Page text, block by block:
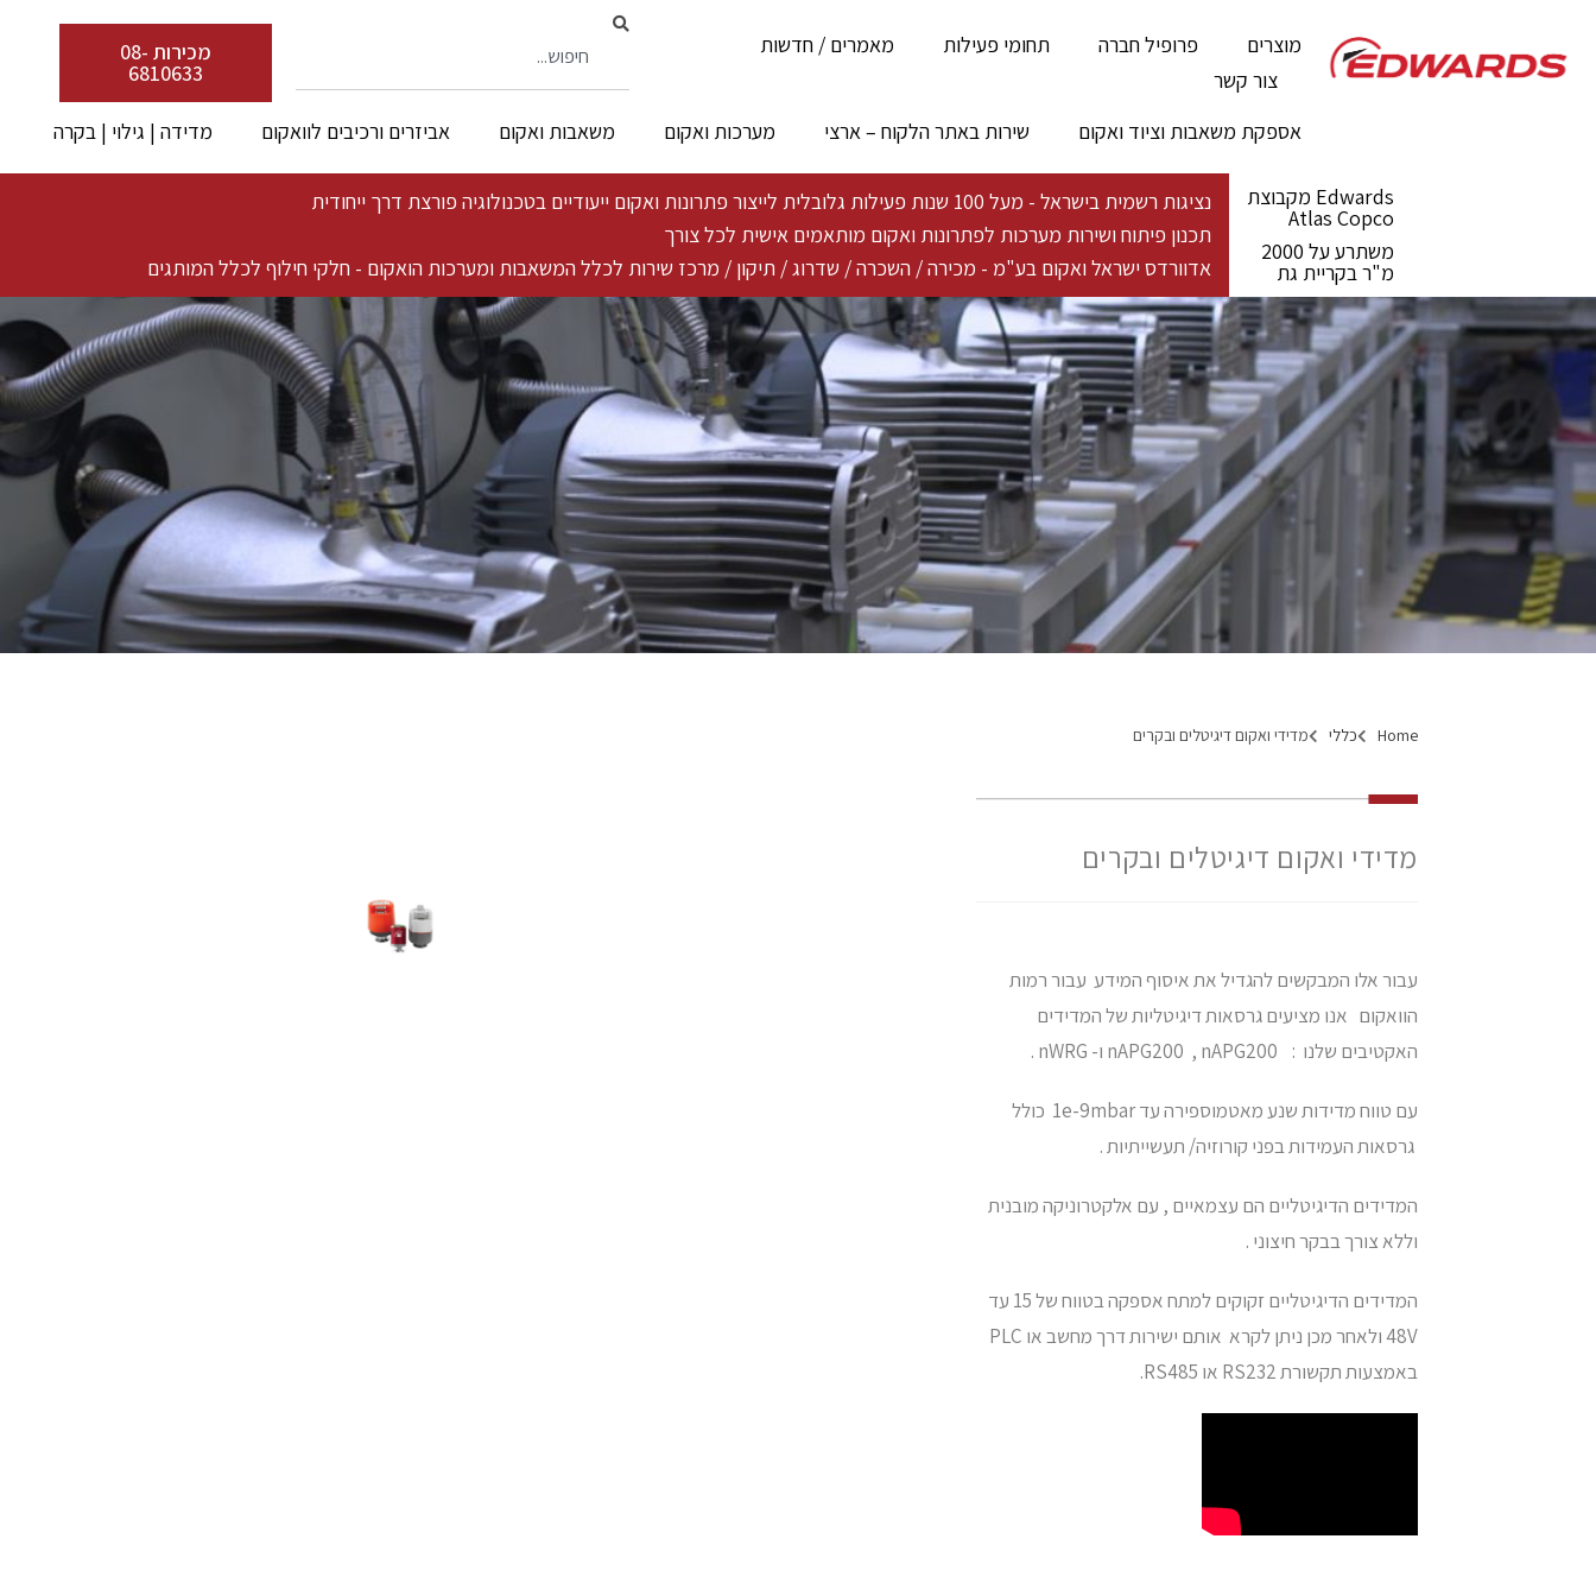
מוצרים פרופיל חברה תחומי פעילות
מאמרים / חדשות
צור קשר
מכירות 08-
6810633
אספקת משאבות וציוד ואקום שירות באתר הלקוח – ארצי מערכות ואקום משאבות ואקום אביזרים ורכיבים לוואקום מדידה | גילוי | בקרה
Edwards מקבוצת
Atlas Copco
משתרע על 2000
מ"ר בקריית גת
נציגות רשמית בישראל - מעל 100 שנות פעילות גלובלית לייצור פתרונות ואקום ייעודיים בטכנולוגיה פורצת דרך ייחודית
תכנון פיתוח ושירות מערכות לפתרונות ואקום מותאמים אישית לכל צורך
אדוורדס ישראל ואקום בע"מ - מכירה / השכרה / שדרוג / תיקון / מרכז שירות לכלל המשאבות ומערכות הואקום - חלקי חילוף לכלל המותגים
Home כללי מדידי ואקום דיגיטלים ובקרים
מדידי ואקום דיגיטלים ובקרים
עבור אלו המבקשים להגדיל את איסוף המידע עבור רמות
הוואקום אנו מציעים גרסאות דיגיטליות של המדידים
האקטיבים שלנו : nAPG200 , nAPG200 ו- nWRG .
עם טווח מדידות שנע מאטמוספירה עד 1e-9mbar כולל
גרסאות העמידות בפני קורוזיה/ תעשייתיות .
המדידים הדיגיטליים הם עצמאיים , עם אלקטרוניקה מובנית
וללא צורך בבקר חיצוני .
המדידים הדיגיטליים זקוקים למתח אספקה בטווח של 15 עד
48V ולאחר מכן ניתן לקרא אותם ישירות דרך מחשב או PLC
באמצעות תקשורת RS232 או RS485.